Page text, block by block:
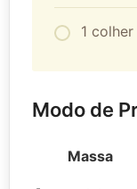
1
Modo de
Massa